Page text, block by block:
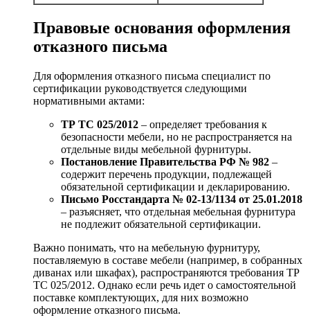
Правовые основания оформления
отказного письма
Для оформления отказного письма специалист по
сертификации руководствуется следующими
нормативными актами:
ТР ТС 025/2012 – определяет требования к
безопасности мебели, но не распространяется на
отдельные виды мебельной фурнитуры.
Постановление Правительства РФ № 982 –
содержит перечень продукции, подлежащей
обязательной сертификации и декларированию.
Письмо Росстандарта № 02-13/1134 от 25.01.2018
– разъясняет, что отдельная мебельная фурнитура
не подлежит обязательной сертификации.
Важно понимать, что на мебельную фурнитуру,
поставляемую в составе мебели (например, в собранных
диванах или шкафах), распространяются требования ТР
ТС 025/2012. Однако если речь идет о самостоятельной
поставке комплектующих, для них возможно
оформление отказного письма.